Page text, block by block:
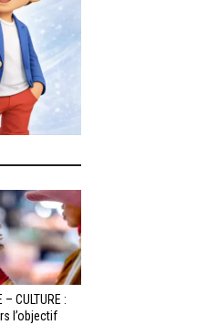
– CULTURE :
l’objectif